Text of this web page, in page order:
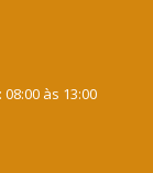
às 13:00